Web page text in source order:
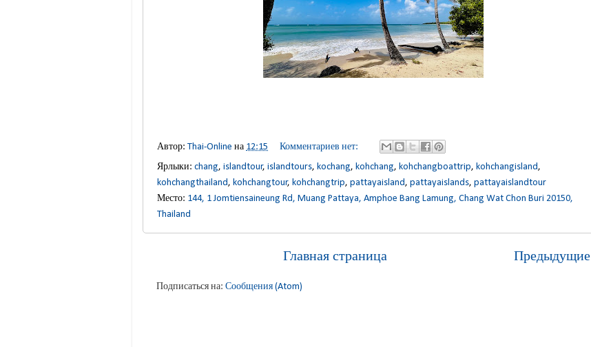
Автор: Thai-Online на 12:15
Комментариев нет:
Ярлыки: chang, islandtour, islandtours, kochang, kohchang, kohchangboattrip, kohchangisland,
kohchangthailand, kohchangtour, kohchangtrip, pattayaisland, pattayaislands, pattayaislandtour
Место: 144, 1 Jomtiensaineung Rd, Muang Pattaya, Amphoe Bang Lamung, Chang Wat Chon Buri 20150,
Thailand
Предыдущие
Главная страница
Подписаться на: Сообщения (Atom)